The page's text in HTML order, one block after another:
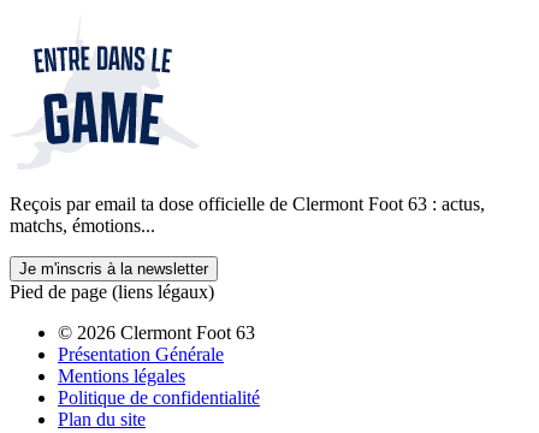
Reçois par email ta dose officielle de Clermont Foot 63 : actus,
matchs, émotions...
Je m'inscris à la newsletter
Pied de page (liens légaux)
© 2026 Clermont Foot 63
Présentation Générale
Mentions légales
Politique de confidentialité
Plan du site